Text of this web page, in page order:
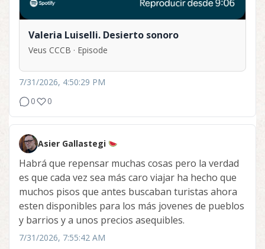
Valeria Luiselli. Desierto sonoro
Veus CCCB · Episode
7/31/2026, 4:50:29 PM
0
0
Asier Gallastegi
Habrá que repensar muchas cosas pero la verdad
es que cada vez sea más caro viajar ha hecho que
muchos pisos que antes buscaban turistas ahora
esten disponibles para los más jovenes de pueblos
y barrios y a unos precios asequibles.
7/31/2026, 7:55:42 AM